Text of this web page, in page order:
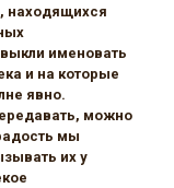
находящихся
именовать
и на которые
явно.
можно
мы
их у